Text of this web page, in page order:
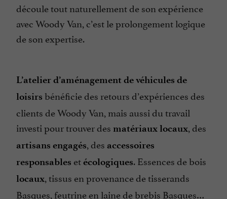
découle tout naturellement de son expérience
avec Woody Van, c’est le prolongement logique
de son expertise.
L’atelier d’aménagement de véhicules de
loisirs bénéficie des retours d’expériences des
clients de Woody Van, mais aussi du travail
investi pour trouver des matériaux locaux, des
artisans engagés, des accessoires
responsables etécologiques. Essences de bois
locaux, tissus en provenance de tisserands
Basques, feutrine en laine de brebis Basques…